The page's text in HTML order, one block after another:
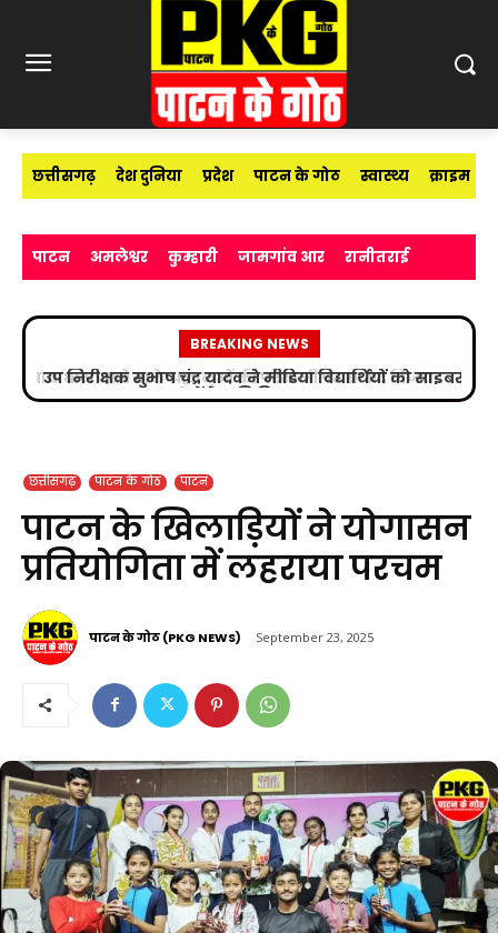
छत्तीसगढ़ देश दुनिया प्रदेश पाटन के गोठ स्वास्थ्य क्राइम
पाटन अमलेश्वर कुम्हारी जामगांव आर रानीतराई
BREAKING NEWS
उप निरीक्षक सुभाष चंद्र यादव ने मीडिया विद्यार्थियों को साइबर
अपराधों के प्रति किया जागरूक
छत्तीसगढ़ पाटन के गोठ पाटन
पाटन के खिलाड़ियों ने योगासन
प्रतियोगिता में लहराया परचम
पाटन के गोठ (PKG NEWS) September 23, 2025